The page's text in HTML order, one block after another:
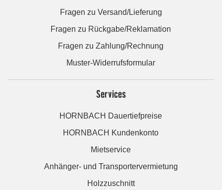
Fragen zu Versand/Lieferung
Fragen zu Rückgabe/Reklamation
Fragen zu Zahlung/Rechnung
Muster-Widerrufsformular
Services
HORNBACH Dauertiefpreise
HORNBACH Kundenkonto
Mietservice
Anhänger- und Transportervermietung
Holzzuschnitt